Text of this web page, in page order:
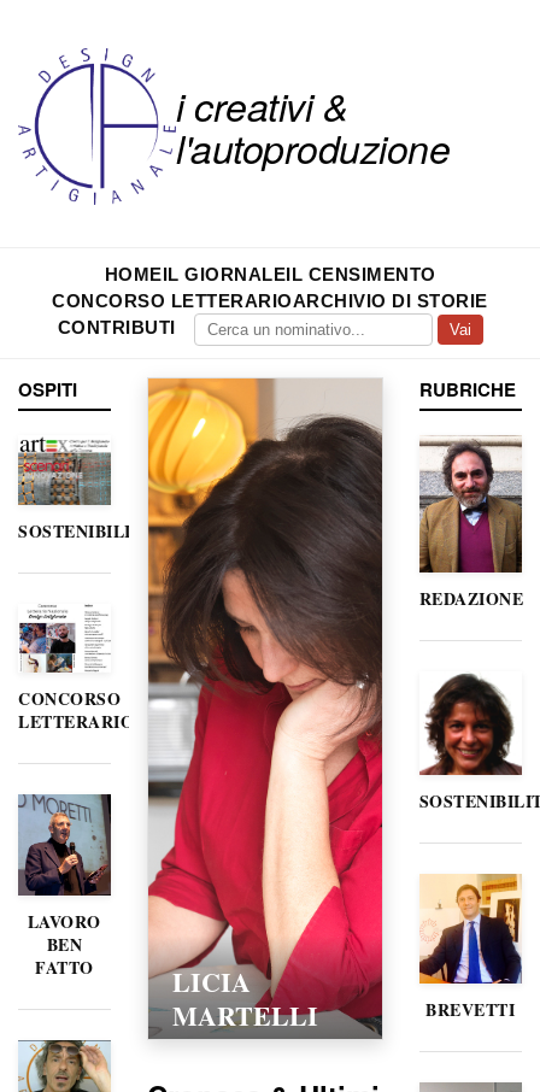
i creativi &
l'autoproduzione
HOMEIL GIORNALEIL CENSIMENTO
CONCORSO LETTERARIOARCHIVIO DI STORIE
CONTRIBUTI
Vai
OSPITI
SOSTENIBILITÀ
CONCORSO
LETTERARIO
LAVORO
BEN
FATTO
LICIA
MARTELLI
RUBRICHE
REDAZIONE
BREVETTI